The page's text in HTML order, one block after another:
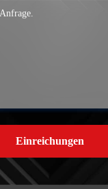
Einreichungen